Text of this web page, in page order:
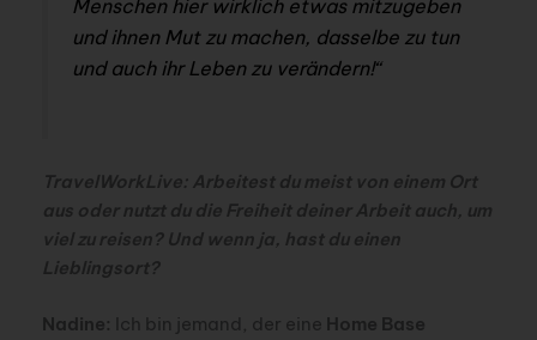
Menschen hier wirklich etwas mitzugeben
und ihnen Mut zu machen, dasselbe zu tun
und auch ihr Leben zu verändern!“
TravelWorkLive: Arbeitest du meist von einem Ort
aus oder nutzt du die Freiheit deiner Arbeit auch, um
viel zu reisen? Und wenn ja, hast du einen
Lieblingsort?
Nadine: Ich bin jemand, der eine Home Base